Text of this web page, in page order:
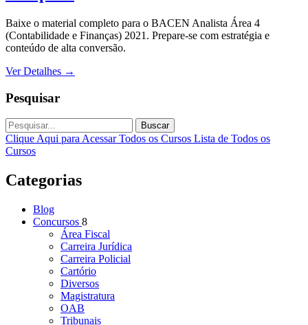
Baixe o material completo para o BACEN Analista Área 4
(Contabilidade e Finanças) 2021. Prepare-se com estratégia e
conteúdo de alta conversão.
Ver Detalhes →
Pesquisar
Buscar
Clique Aqui para Acessar Todos os Cursos Lista de Todos os
Cursos
Categorias
Blog
Concursos 8
Área Fiscal
Carreira Jurídica
Carreira Policial
Cartório
Diversos
Magistratura
OAB
Tribunais